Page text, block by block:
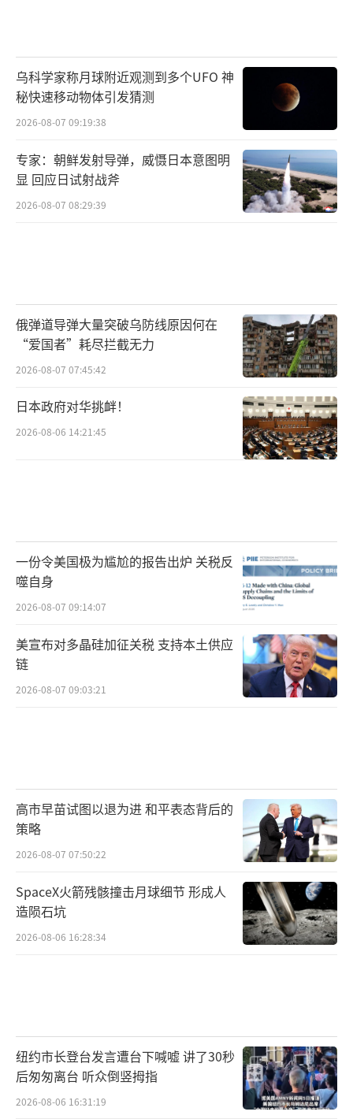
乌科学家称月球附近观测到多个UFO 神
秘快速移动物体引发猜测
2026-08-07 09:19:38
专家：朝鲜发射导弹，威慑日本意图明
显 回应日试射战斧
2026-08-07 08:29:39
俄弹道导弹大量突破乌防线原因何在
“爱国者”耗尽拦截无力
2026-08-07 07:45:42
日本政府对华挑衅！
2026-08-06 14:21:45
一份令美国极为尴尬的报告出炉 关税反
噬自身
2026-08-07 09:14:07
美宣布对多晶硅加征关税 支持本土供应
链
2026-08-07 09:03:21
高市早苗试图以退为进 和平表态背后的
策略
2026-08-07 07:50:22
SpaceX火箭残骸撞击月球细节 形成人
造陨石坑
2026-08-06 16:28:34
纽约市长登台发言遭台下喊嘘 讲了30秒
后匆匆离台 听众倒竖拇指
2026-08-06 16:31:19